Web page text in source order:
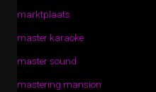
marktplaats
master karaoke
master sound
mastering mansion